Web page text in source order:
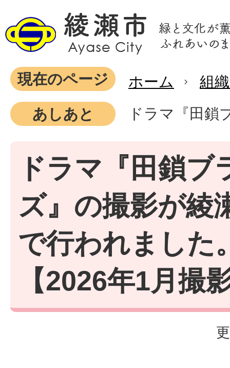
現在のページ ホーム
組
あしあと
ドラマ『田鎖
ドラマ『田鎖ブ
ズ』の撮影が綾
で行われました
【2026年1月撮